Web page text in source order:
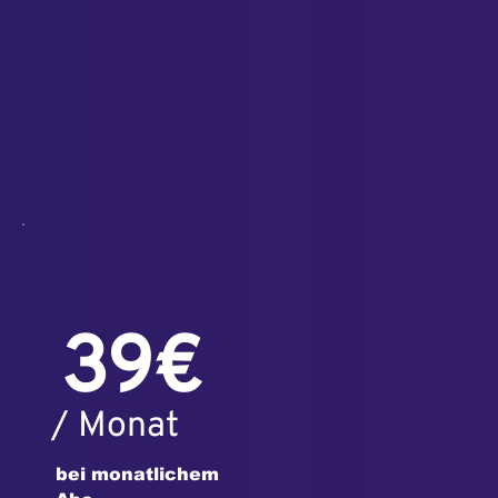
39€
/ Monat
bei monatlichem